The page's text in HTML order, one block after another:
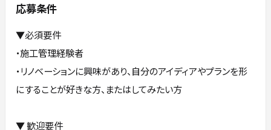
応募条件
▼必須要件
・施工管理経験者
・リノベーションに興味があり、自分のアイディアやプランを形
にすることが好きな方、またはしてみたい方
▼ 歓迎要件